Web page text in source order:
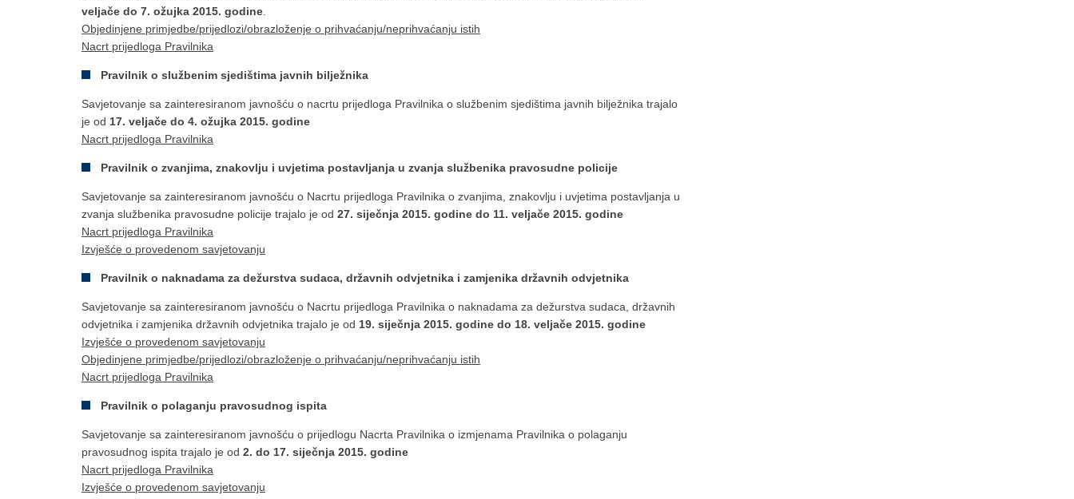
veljače do 7. ožujka 2015. godine
Objedinjene primjedbe/prijedlozi/obrazloženje o prihvaćanju/neprihvaćanju istih
Nacrt prijedloga Pravilnika
Pravilnik o službenim sjedištima javnih bilježnika
Savjetovanje sa zainteresiranom javnošću o nacrtu prijedloga Pravilnika o službenim sjedištima javnih bilježnika trajalo
je od 17. veljače do 4. ožujka 2015. godine
Nacrt prijedloga Pravilnika
Pravilnik o zvanjima, znakovlju i uvjetima postavljanja u zvanja službenika pravosudne policije
Savjetovanje sa zainteresiranom javnošću o Nacrtu prijedloga Pravilnika o zvanjima, znakovlju i uvjetima postavljanja u
zvanja službenika pravosudne policije trajalo je od 27. siječnja 2015. godine do 11. veljače 2015. godine
Nacrt prijedloga Pravilnika
Izvješće o provedenom savjetovanju
Pravilnik o naknadama za dežurstva sudaca, državnih odvjetnika i zamjenika državnih odvjetnika
Savjetovanje sa zainteresiranom javnošću o Nacrtu prijedloga Pravilnika o naknadama za dežurstva sudaca, državnih
odvjetnika i zamjenika državnih odvjetnika trajalo je od 19. siječnja 2015. godine do 18. veljače 2015. godine
Izvješće o provedenom savjetovanju
Objedinjene primjedbe/prijedlozi/obrazloženje o prihvaćanju/neprihvaćanju istih
Nacrt prijedloga Pravilnika
Pravilnik o polaganju pravosudnog ispita
Savjetovanje sa zainteresiranom javnošću o prijedlogu Nacrta Pravilnika o izmjenama Pravilnika o polaganju
pravosudnog ispita trajalo je od 2. do 17. siječnja 2015. godine
Nacrt prijedloga Pravilnika
Izvješće o provedenom savjetovanju